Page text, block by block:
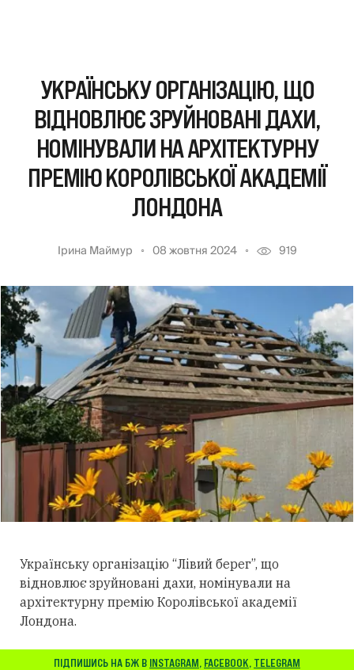
УКРАЇНСЬКУ ОРГАНІЗАЦІЮ, ЩО
ВІДНОВЛЮЄ ЗРУЙНОВАНІ ДАХИ,
НОМІНУВАЛИ НА АРХІТЕКТУРНУ
ПРЕМІЮ КОРОЛІВСЬКОЇ АКАДЕМІЇ
ЛОНДОНА
Ірина Маймур 08 жовтня 2024 919
Українську організацію “Лівий берег”, що
відновлює зруйновані дахи, номінували на
архітектурну премію Королівської академії
Лондона.
ПІДПИШИСЬ НА БЖ В INSTAGRAM, FACEBOOK, TELEGRAM